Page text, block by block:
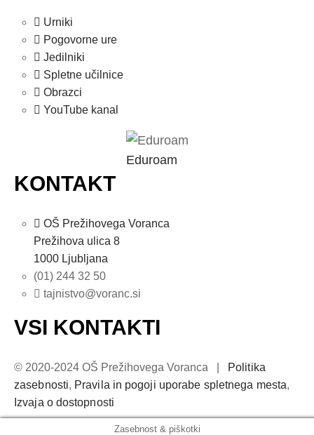
Urniki
Pogovorne ure
Jedilniki
Spletne učilnice
Obrazci
YouTube kanal
Eduroam
KONTAKT
OŠ Prežihovega Voranca
Prežihova ulica 8
1000 Ljubljana
(01) 244 32 50
tajnistvo@voranc.si
VSI KONTAKTI
© 2020-2024 OŠ Prežihovega Voranca |
Politika
zasebnosti, Pravila in pogoji uporabe spletnega mesta,
Izvaja o dostopnosti
Zasebnost & piškotki